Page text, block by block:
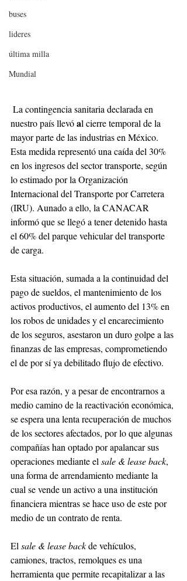
buses
lideres
última milla
Mundial
nuestro país llevó al cierre temporal de la
mayor parte de las industrias en México.
Esta medida representó una caída del 30%
en los ingresos del sector transporte, según
lo estimado por la Organización
Internacional del Transporte por Carretera
(IRU). Aunado a ello, la CANACAR
informó que se llegó a tener detenido hasta
el 60% del parque vehicular del transporte
de carga.
Esta situación, sumada a la continuidad del
pago de sueldos, el mantenimiento de los
activos productivos, el aumento del 13% en
los robos de unidades y el encarecimiento
de los seguros, asestaron un duro golpe a las
finanzas de las empresas, comprometiendo
el de por sí ya debilitado flujo de efectivo.
Por esa razón, y a pesar de encontrarnos a
medio camino de la reactivación económica,
se espera una lenta recuperación de muchos
de los sectores afectados, por lo que algunas
compañías han optado por apalancar sus
operaciones mediante el sale & lease back,
una forma de arrendamiento mediante la
cual se vende un activo a una institución
financiera mientras se hace uso de este por
medio de un contrato de renta.
El sale & lease back de vehículos,
camiones, tractos, remolques es una
herramienta que permite recapitalizar a las